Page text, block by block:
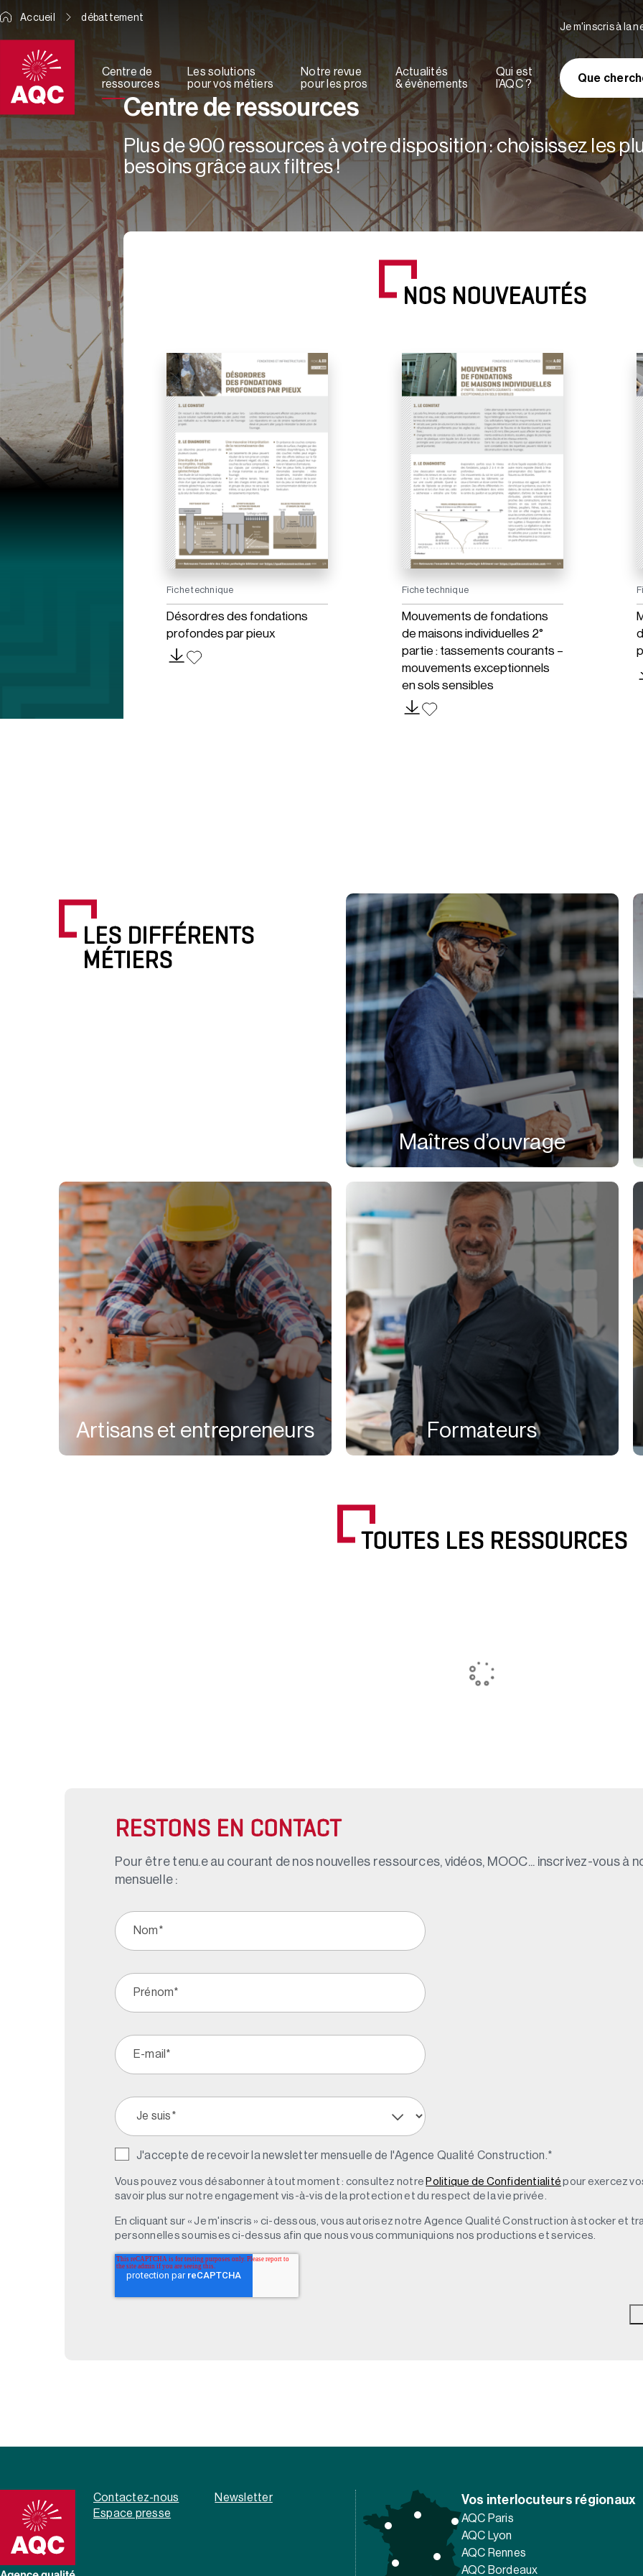
Centre de
ressources
Les solutions
pour vos métiers
Notre revue
pour les pros
Actualités
& évènements
Qui est
l’AQC ?
Je m'inscris à la
Que
Accueil débattement
Centre de ressources
Plus de 900 ressources à votre disposition : choisissez les
besoins grâce aux filtres !
NOS NOUVEAUTÉS
Fiche technique
Désordres des fondations
profondes par pieux
Fiche technique
Mouvements de fondations
de maisons individuelles 2°
partie : tassements courants –
mouvements exceptionnels
en sols sensibles
LES DIFFÉRENTS
MÉTIERS
Maîtres d’ouvrage
Artisans et entrepreneurs Formateurs
TOUTES LES RESSOURCES
RESTONS EN CONTACT
Pour être tenu.e au courant de nos nouvelles ressources, vidéos, MOOC... inscrivez-vous à
mensuelle :
J'accepte de recevoir la newsletter mensuelle de l'Agence Qualité Construction.*
Vous pouvez vous désabonner à tout moment : consultez notre Politique de Confidentialité pour exercez
savoir plus sur notre engagement vis-à-vis de la protection et du respect de la vie privée.
En cliquant sur « Je m'inscris » ci-dessous, vous autorisez notre Agence Qualité Construction à stocker et
personnelles soumises ci-dessus afin que nous vous communiquions nos productions et services.
Contactez-nous
Newsletter
Espace presse
Vos interlocuteurs régionaux
AQC Paris
AQC Lyon
AQC Rennes
AQC Bordeaux